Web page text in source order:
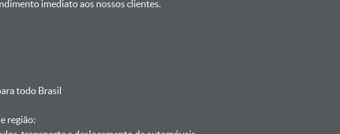
imediato aos nossos clientes.
todo Brasil
região: